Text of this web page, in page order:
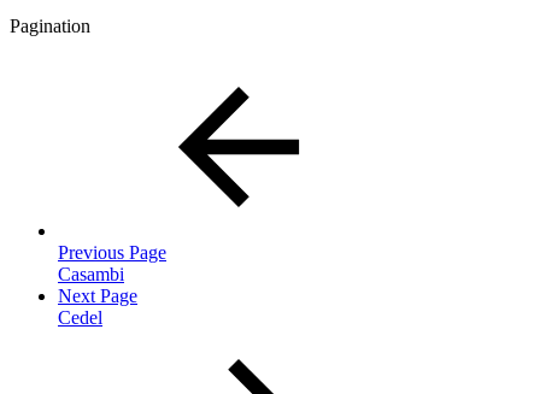
Pagination
Previous Page
Casambi
Next Page
Cedel